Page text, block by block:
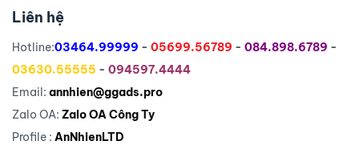
Liên hệ
Hotline:03464.99999 - 05699.56789 - 084.898.6789 -
03630.55555 - 094597.4444
Email: annhien@ggads.pro
Zalo OA: Zalo OA Công Ty
Profile : AnNhienLTD